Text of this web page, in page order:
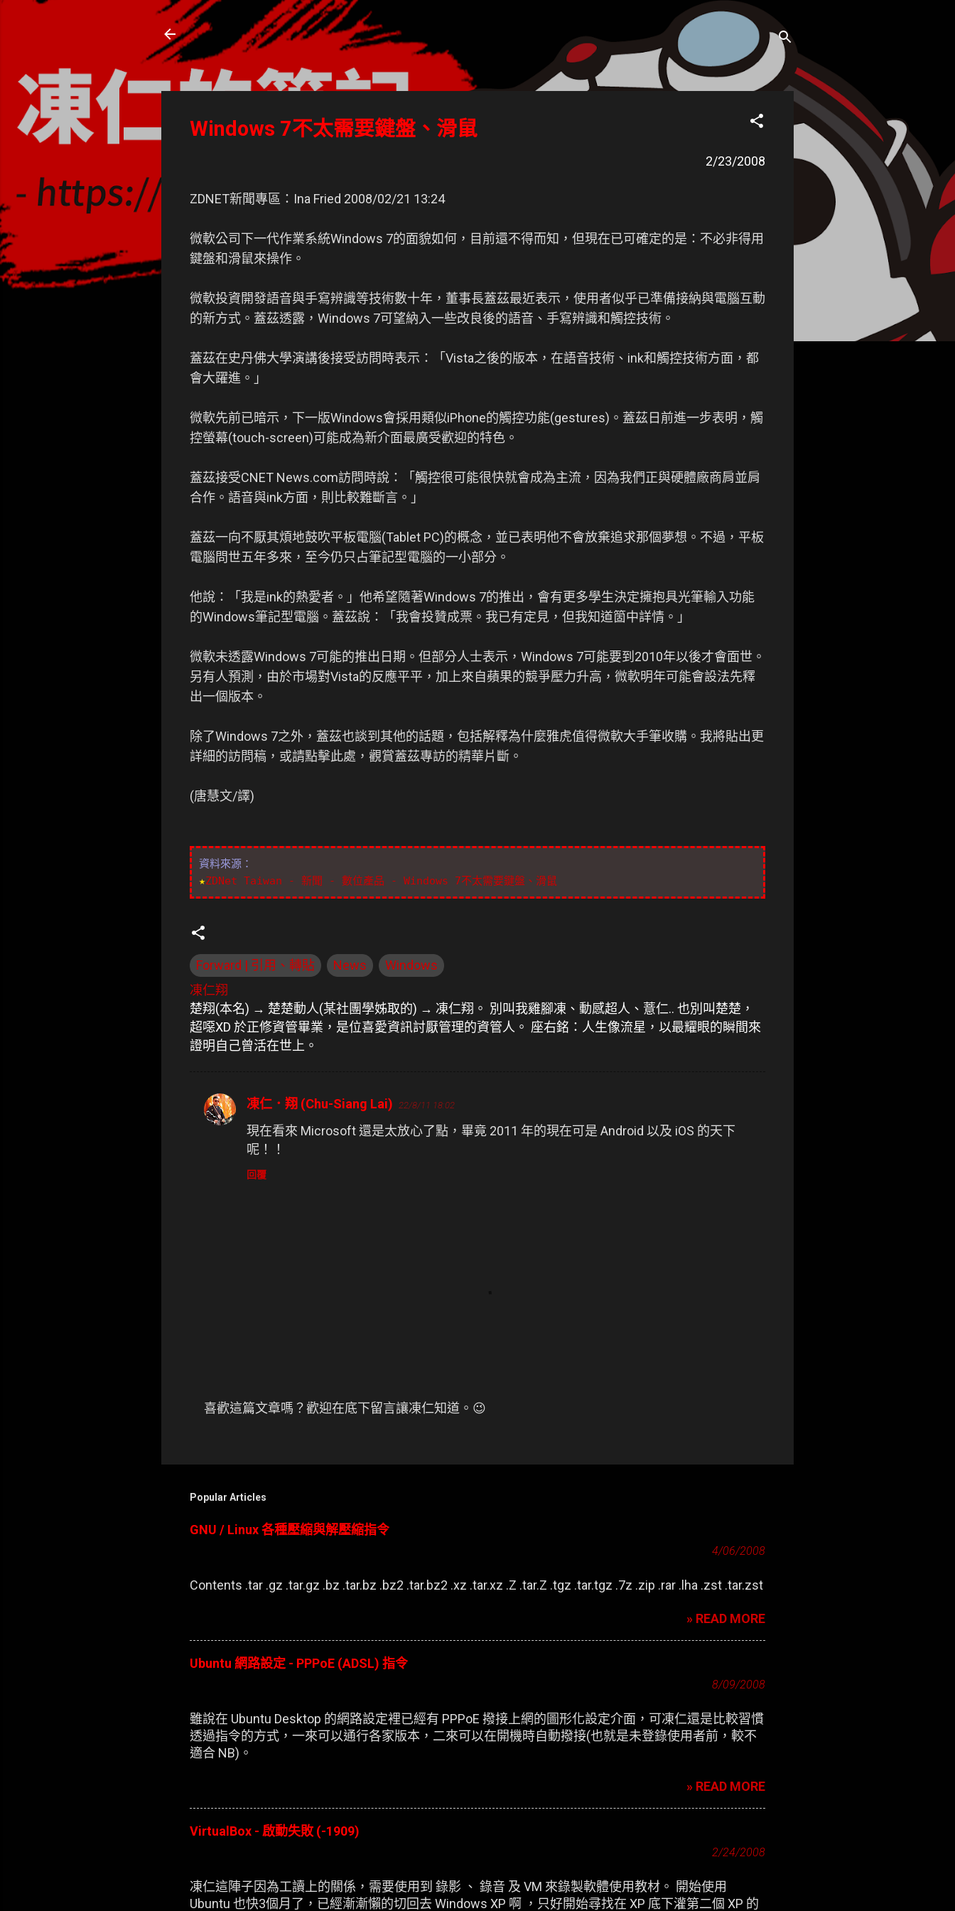
凍仁的筆記
- https://note.drx.tw
Windows 7不太需要鍵盤、滑鼠
2/23/2008
ZDNET新聞專區：Ina Fried 2008/02/21 13:24
微軟公司下一代作業系統Windows 7的面貌如何，目前還不得而知，但現在已可確定的是：不必非得用
鍵盤和滑鼠來操作。
微軟投資開發語音與手寫辨識等技術數十年，董事長蓋茲最近表示，使用者似乎已準備接納與電腦互動
的新方式。蓋茲透露，Windows 7可望納入一些改良後的語音、手寫辨識和觸控技術。
蓋茲在史丹佛大學演講後接受訪問時表示：「Vista之後的版本，在語音技術、ink和觸控技術方面，都
會大躍進。」
微軟先前已暗示，下一版Windows會採用類似iPhone的觸控功能(gestures)。蓋茲日前進一步表明，觸
控螢幕(touch-screen)可能成為新介面最廣受歡迎的特色。
蓋茲接受CNET News.com訪問時說：「觸控很可能很快就會成為主流，因為我們正與硬體廠商肩並肩
合作。語音與ink方面，則比較難斷言。」
蓋茲一向不厭其煩地鼓吹平板電腦(Tablet PC)的概念，並已表明他不會放棄追求那個夢想。不過，平板
電腦問世五年多來，至今仍只占筆記型電腦的一小部分。
他說：「我是ink的熱愛者。」他希望隨著Windows 7的推出，會有更多學生決定擁抱具光筆輸入功能
的Windows筆記型電腦。蓋茲說：「我會投贊成票。我已有定見，但我知道箇中詳情。」
微軟未透露Windows 7可能的推出日期。但部分人士表示，Windows 7可能要到2010年以後才會面世。
另有人預測，由於市場對Vista的反應平平，加上來自蘋果的競爭壓力升高，微軟明年可能會設法先釋
出一個版本。
除了Windows 7之外，蓋茲也談到其他的話題，包括解釋為什麼雅虎值得微軟大手筆收購。我將貼出更
詳細的訪問稿，或請點擊此處，觀賞蓋茲專訪的精華片斷。
(唐慧文/譯)
資料來源：
★ZDNet Taiwan - 新聞 - 數位產品 - Windows 7不太需要鍵盤、滑鼠
Forward | 引用、轉貼 News
Windows
凍仁翔
楚翔(本名) → 楚楚動人(某社團學姊取的) → 凍仁翔。 別叫我雞腳凍、動感超人、薏仁.. 也別叫楚楚，
超噁XD 於正修資管畢業，是位喜愛資訊討厭管理的資管人。 座右銘：人生像流星，以最耀眼的瞬間來
證明自己曾活在世上。
留
言
凍仁．翔 (Chu-Siang Lai) 22/8/11 18:02
現在看來 Microsoft 還是太放心了點，畢竟 2011 年的現在可是 Android 以及 iOS 的天下
呢！！
回覆
留
喜歡這篇文章嗎？歡迎在底下留言讓凍仁知道。😉
Popular Articles
GNU / Linux 各種壓縮與解壓縮指令
4/06/2008
Contents .tar .gz .tar.gz .bz .tar.bz .bz2 .tar.bz2 .xz .tar.xz .Z .tar.Z .tgz .tar.tgz .7z .zip .rar .lha .zst .tar.zst
» READ MORE
Ubuntu 網路設定 - PPPoE (ADSL) 指令
8/09/2008
雖說在 Ubuntu Desktop 的網路設定裡已經有 PPPoE 撥接上網的圖形化設定介面，可凍仁還是比較習慣
透過指令的方式，一來可以通行各家版本，二來可以在開機時自動撥接(也就是未登錄使用者前，較不
適合 NB)。
» READ MORE
VirtualBox - 啟動失敗 (-1909)
2/24/2008
凍仁這陣子因為工讀上的關係，需要使用到 錄影 、 錄音 及 VM 來錄製軟體使用教材。 開始使用
Ubuntu 也快3個月了，已經漸漸懶的切回去 Windows XP 啊 ，只好開始尋找在 XP 底下灌第二個 XP 的